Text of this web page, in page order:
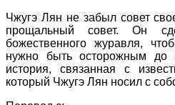
Чжугэ Лян не забыл совет
прощальный совет. Он
божественного журавля,
нужно быть осторожным до
история, связанная с
который Чжугэ Лян носил с